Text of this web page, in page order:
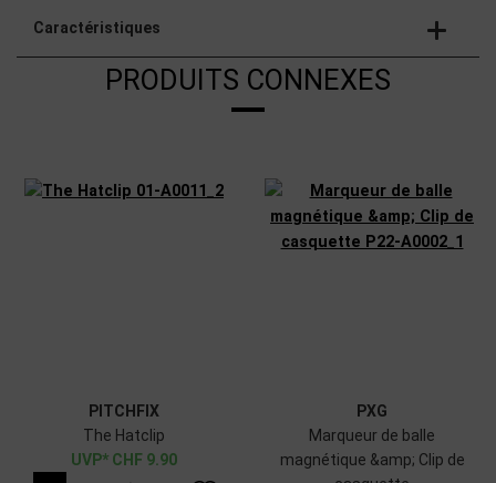
Caractéristiques
PRODUITS CONNEXES
PITCHFIX
The Hatclip
CHF 9.90
PXG
Marqueur de balle
magnétique &amp; Clip de